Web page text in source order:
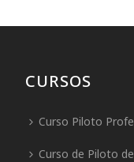
CURSOS
Curso Piloto
Curso de Piloto